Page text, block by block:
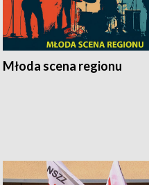
Młoda scena regionu